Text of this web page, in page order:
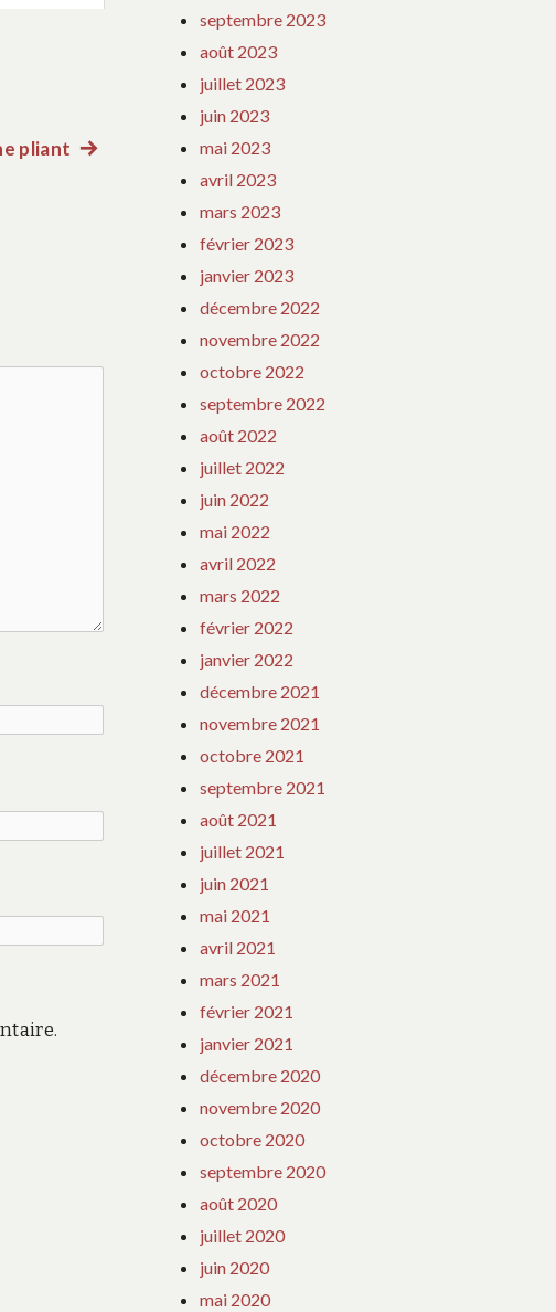
pliant Article
septembre 2023
août 2023
juillet 2023
juin 2023
mai 2023
avril 2023
mars 2023
février 2023
janvier 2023
décembre 2022
novembre 2022
octobre 2022
septembre 2022
août 2022
juillet 2022
juin 2022
mai 2022
avril 2022
mars 2022
février 2022
janvier 2022
décembre 2021
novembre 2021
octobre 2021
septembre 2021
août 2021
juillet 2021
juin 2021
mai 2021
avril 2021
mars 2021
février 2021
janvier 2021
décembre 2020
novembre 2020
octobre 2020
septembre 2020
août 2020
juillet 2020
juin 2020
mai 2020